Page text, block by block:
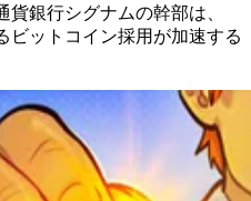
銀行シグナムの幹部は、
ビットコイン採用が加速する